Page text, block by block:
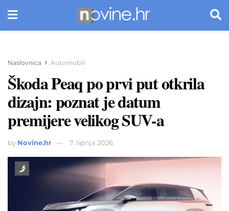
Naslovnica Automobili
Škoda Peaq po prvi put otkrila
dizajn: poznat je datum
premijere velikog SUV-a
by Novine.hr 7. lipnja 2026.